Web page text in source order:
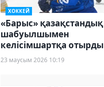
ХОККЕЙ
«Барыс» қазақстандық
шабуылшымен
келісімшартқа отырды
23 маусым 2026 10:19